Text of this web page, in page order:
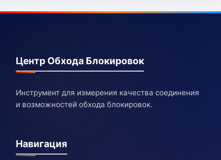
Центр Обхода Блокировок
Инструмент для измерения качества соединения
и возможностей обхода блокировок.
Навигация